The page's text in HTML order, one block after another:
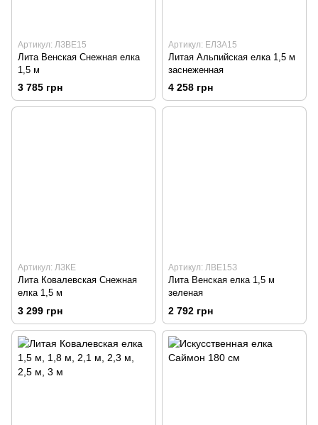
Артикул: ЛЗВЕ15
Лита Венская Снежная елка
1,5 м
3 785 грн
Артикул: ЕЛЗА15
Литая Альпийская елка 1,5 м
заснеженная
4 258 грн
Артикул: ЛЗКЕ
Лита Ковалевская Снежная
елка 1,5 м
3 299 грн
Артикул: ЛВЕ15З
Лита Венская елка 1,5 м
зеленая
2 792 грн